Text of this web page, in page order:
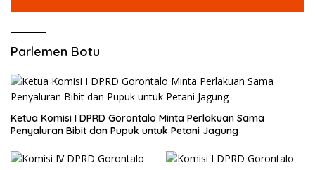
Parlemen Botu
Ketua Komisi I DPRD Gorontalo Minta Perlakuan Sama
Penyaluran Bibit dan Pupuk untuk Petani Jagung